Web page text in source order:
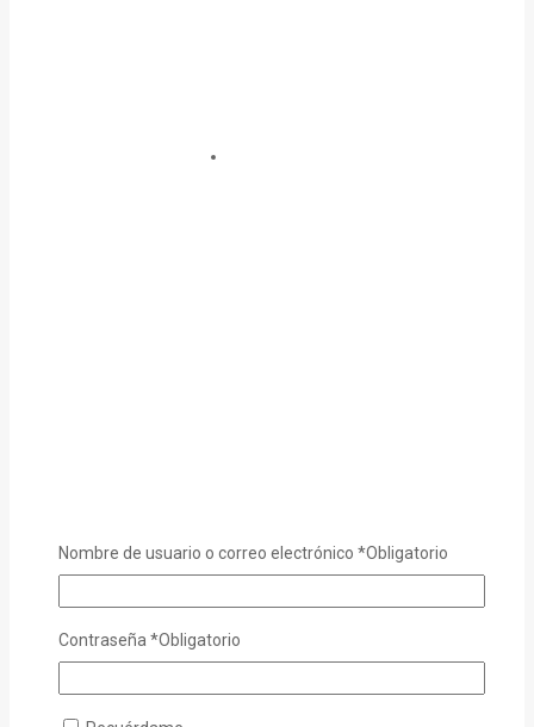
Nombre de usuario o correo electrónico *Obligatorio
Contraseña*Obligatorio